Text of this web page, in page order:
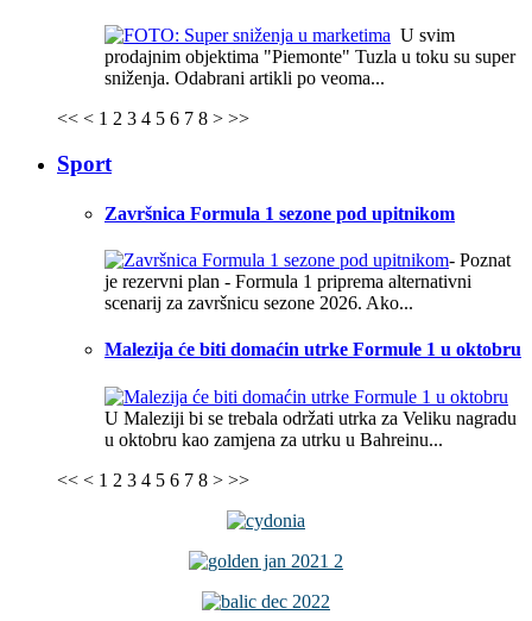
U svim
prodajnim objektima "Piemonte" Tuzla u toku su super
sniženja. Odabrani artikli po veoma...
<< < 1 2 3 4 5 6 7 8 > >>
Sport
Završnica Formula 1 sezone pod upitnikom
- Poznat
je rezervni plan - Formula 1 priprema alternativni
scenarij za završnicu sezone 2026. Ako...
Malezija će biti domaćin utrke Formule 1 u oktobru
U Maleziji bi se trebala održati utrka za Veliku nagradu
u oktobru kao zamjena za utrku u Bahreinu...
<< < 1 2 3 4 5 6 7 8 > >>